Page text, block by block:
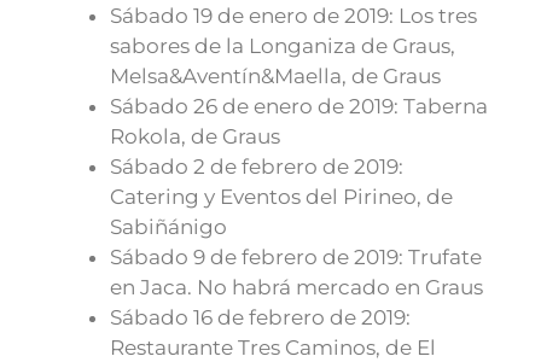
Sábado 19 de enero de 2019: Los tres
sabores de la Longaniza de Graus,
Melsa&Aventín&Maella, de Graus
Sábado 26 de enero de 2019: Taberna
Rokola, de Graus
Sábado 2 de febrero de 2019:
Catering y Eventos del Pirineo, de
Sabiñánigo
Sábado 9 de febrero de 2019: Trufate
en Jaca. No habrá mercado en Graus
Sábado 16 de febrero de 2019:
Restaurante Tres Caminos, de El